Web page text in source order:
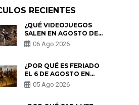
RECIENTES
¿QUÉ VIDEOJUEGOS
SALEN EN AGOSTO DE
2026? ESTOS SON LOS
ESTRENOS MÁS
06 Ago 2026
¿POR QUÉ ES FERIADO
EL 6 DE AGOSTO EN
PERÚ? ESTA ES LA
HISTORIA
05 Ago 2026